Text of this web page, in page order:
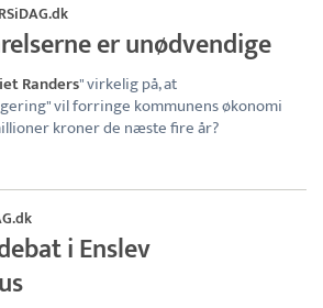
er unødvendige
Randers" virkelig på, at
vil forringe kommunens økonomi
kroner de næste fire år?
i Enslev